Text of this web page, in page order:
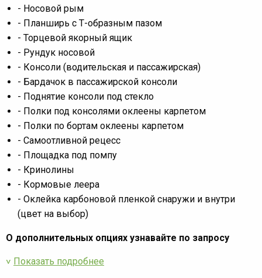
- Носовой рым
- Планширь с Т-образным пазом
- Торцевой якорный ящик
- Рундук носовой
- Консоли (водительская и пассажирская)
- Бардачок в пассажирской консоли
- Поднятие консоли под стекло
- Полки под консолями оклеены карпетом
- Полки по бортам оклеены карпетом
- Самоотливной рецесс
- Площадка под помпу
- Кринолины
- Кормовые леера
- Оклейка карбоновой пленкой снаружи и внутри
(цвет на выбор)
О дополнительных опциях узнавайте по запросу
Показать подробнее